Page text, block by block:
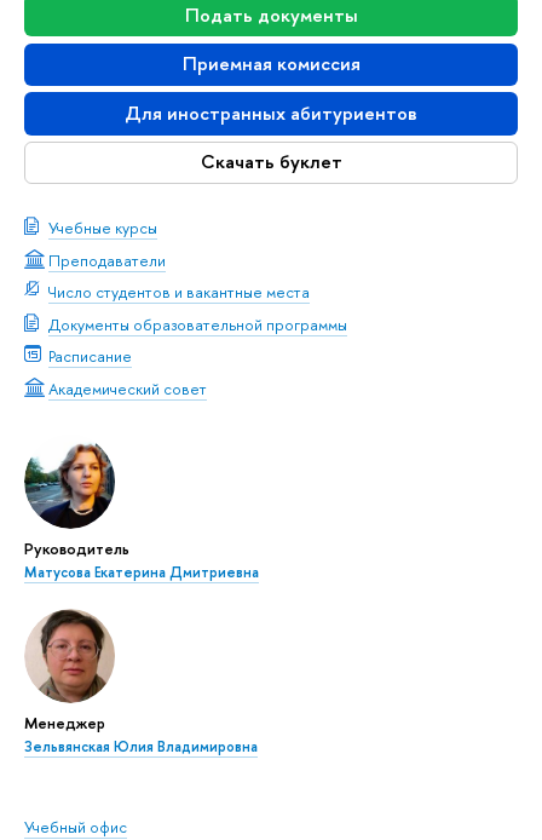
Подать документы
Приемная комиссия
Для иностранных абитуриентов
Скачать буклет
Учебные курсы
Преподаватели
Число студентов и вакантные места
Документы образовательной программы
Расписание
Академический совет
Руководитель
Матусова Екатерина Дмитриевна
Менеджер
Зельвянская Юлия Владимировна
Учебный офис